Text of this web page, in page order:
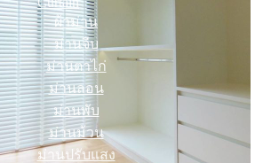
ผ้าม่าน
ม่านจีบ
ม่านตาไก่
ม่านลอน
ม่านพับ
ม่านม้วน
ม่านปรับแสง